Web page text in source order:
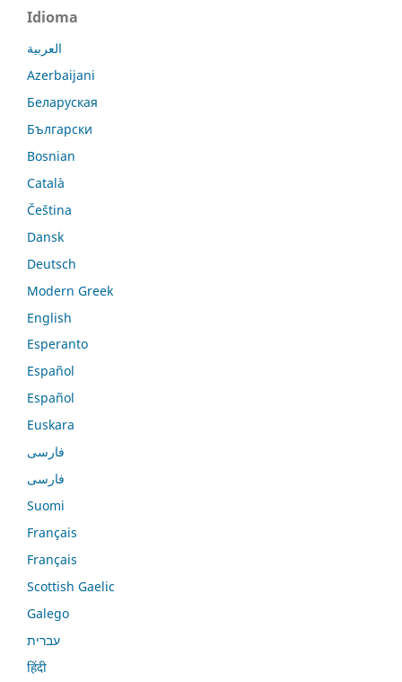
Idioma
العربية
Azerbaijani
Беларуская
Български
Bosnian
Català
Čeština
Dansk
Deutsch
Modern Greek
English
Esperanto
Español
Español
Euskara
فارسی
فارسی
Suomi
Français
Français
Scottish Gaelic
Galego
עברית
हिंदी